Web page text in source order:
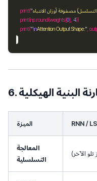
    print(
    print(np
round(weights[0], 4
    print(
"\nAttention Output Shape:" ,
البنية الهيكلية
الميزة RNN /
المعالجة
التسلسلية
الآخر)